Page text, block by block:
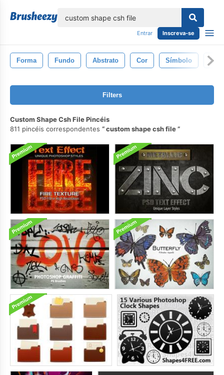
Entrar Inscreva-se
Forma Fundo Abstrato Cor Símbolo
Filters
Custom Shape Csh File Pincéis
811 pincéis correspondentes
custom shape csh file